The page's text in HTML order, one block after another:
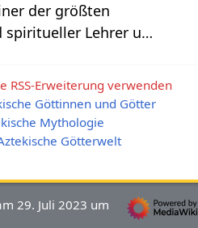
der größten
spiritueller Lehrer u…
RSS-Erweiterung verwenden
Göttinnen und Götter
Mythologie
Götterwelt
29. Juli 2023 um